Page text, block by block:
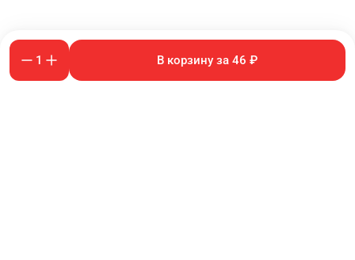
1 В корзину за 46 ₽